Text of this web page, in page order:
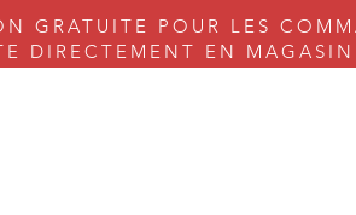
GRATUITE POUR LES
DIRECTEMENT EN